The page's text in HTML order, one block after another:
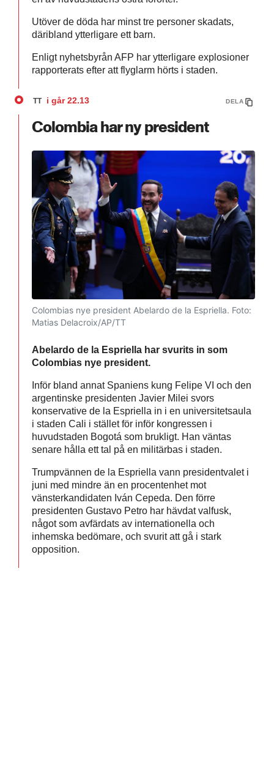
Utöver de döda har minst tre personer skadats,
däribland ytterligare ett barn.
Enligt nyhetsbyrån AFP har ytterligare explosioner
rapporterats efter att flyglarm hörts i staden.
TT i går 22.13 DELA
Colombia har ny president
Colombias nye president Abelardo de la Espriella. Foto:
Matias Delacroix/AP/TT
Abelardo de la Espriella har svurits in som
Colombias nye president.
Inför bland annat Spaniens kung Felipe VI och den
argentinske presidenten Javier Milei svors
konservative de la Espriella in i en universitetsaula
i staden Cali i stället för inför kongressen i
huvudstaden Bogotá som brukligt. Han väntas
senare hålla ett tal på en militärbas i staden.
Trumpvännen de la Espriella vann presidentvalet i
juni med mindre än en procentenhet mot
vänsterkandidaten Iván Cepeda. Den förre
presidenten Gustavo Petro har hävdat valfusk,
något som avfärdats av internationella och
inhemska bedömare, och svurit att gå i stark
opposition.